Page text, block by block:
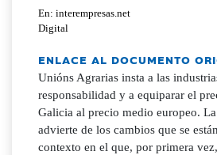
En: interempresas.net
Digital
ENLACE AL DOCUMENTO
Unións Agrarias insta a las
responsabilidad y a equiparar el
Galicia al precio medio europeo.
advierte de los cambios que se
contexto en el que, por primera